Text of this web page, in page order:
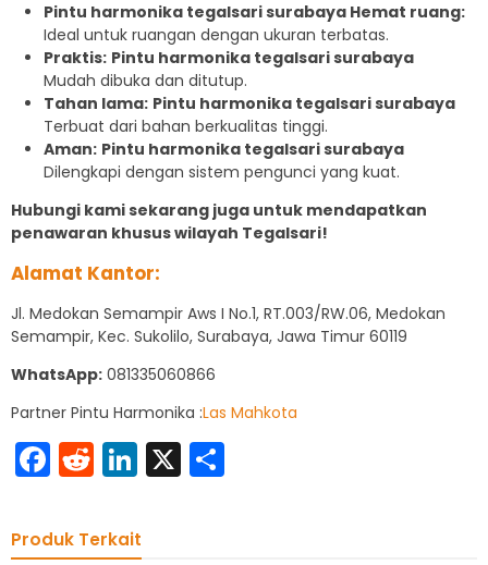
Pintu harmonika tegalsari surabaya Hemat ruang:
Ideal untuk ruangan dengan ukuran terbatas.
Praktis: Pintu harmonika tegalsari surabaya
Mudah dibuka dan ditutup.
Tahan lama: Pintu harmonika tegalsari surabaya
Terbuat dari bahan berkualitas tinggi.
Aman: Pintu harmonika tegalsari surabaya
Dilengkapi dengan sistem pengunci yang kuat.
Hubungi kami sekarang juga untuk mendapatkan
penawaran khusus wilayah Tegalsari!
Alamat Kantor:
Jl. Medokan Semampir Aws I No.1, RT.003/RW.06, Medokan
Semampir, Kec. Sukolilo, Surabaya, Jawa Timur 60119
WhatsApp: 081335060866
Partner Pintu Harmonika :Las Mahkota
Facebook
Reddit
LinkedIn
X
Produk Terkait